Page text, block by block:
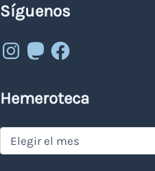
Síguenos
Instagram
MastodonFacebook
Hemeroteca
Hemeroteca